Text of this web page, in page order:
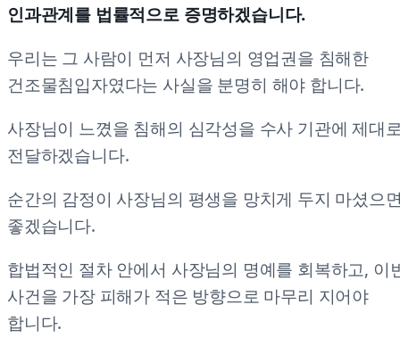
인과관계를 법률적으로 증명하겠습니다.
우리는 그 사람이 먼저 사장님의 영업권을 침해한
건조물침입자였다는 사실을 분명히 해야 합니다.
사장님이 느꼈을 침해의 심각성을 수사 기관에 제대
전달하겠습니다.
순간의 감정이 사장님의 평생을 망치게 두지 마셨으
좋겠습니다.
합법적인 절차 안에서 사장님의 명예를 회복하고, 이
사건을 가장 피해가 적은 방향으로 마무리 지어야
합니다.